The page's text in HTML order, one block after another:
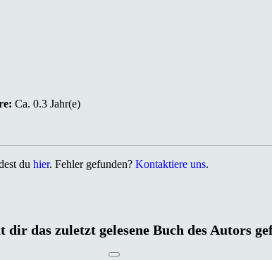
Ca. 0.3 Jahr(e)
du hier. Fehler gefunden? Kontaktiere uns.
dir das zuletzt gelesene Buch des Autors